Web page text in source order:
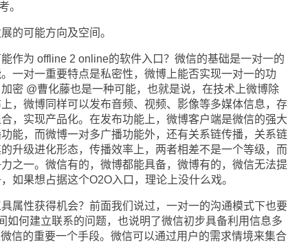
。
可能方向及空间。
为 offline 2 online的软件入口？微信的基础是一对一的
一对一重要特点是私密性，微博上能否实现一对一的功
密 @曹化藤也是一种可能，也就是说，在技术上微博除
，微博同样可以发布音频、视频、影像等多媒体信息，存
，实现产品化。在发布功能上，微博客户端是微信的强大
能，而微博一对多广播功能外，还有关系链传播，关系链
升级进化形态，传播效率上，两者相差不是一个等级，而
之一。微信有的，微博都能具备，微博有的，微信无法提
如果想占据这个O2O入口，理论上没什么戏。
性获得机会？前面我们说过，一对一的沟通模式下也要
如何建立联系的问题，也说明了微信初步具备利用信息多
信的重要一个手段。微信可以通过用户的需求情境来集合